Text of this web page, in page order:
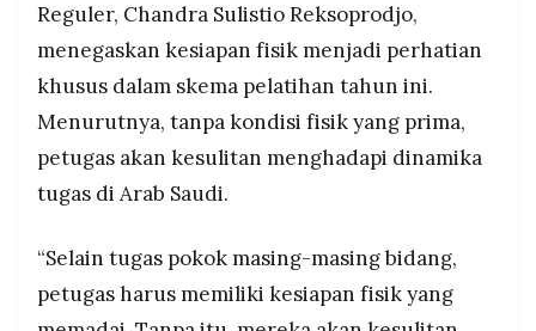
Reguler, Chandra Sulistio Reksoprodjo,
menegaskan kesiapan fisik menjadi perhatian
khusus dalam skema pelatihan tahun ini.
Menurutnya, tanpa kondisi fisik yang prima,
petugas akan kesulitan menghadapi dinamika
tugas di Arab Saudi.
“Selain tugas pokok masing-masing bidang,
petugas harus memiliki kesiapan fisik yang